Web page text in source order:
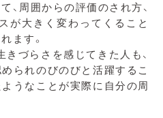
、周囲からの評価のされ方、
が大きく変わってくること
ます。
づらさを感じてきた人も、
られのびのびと活躍するこ
うなことが実際に自分の周